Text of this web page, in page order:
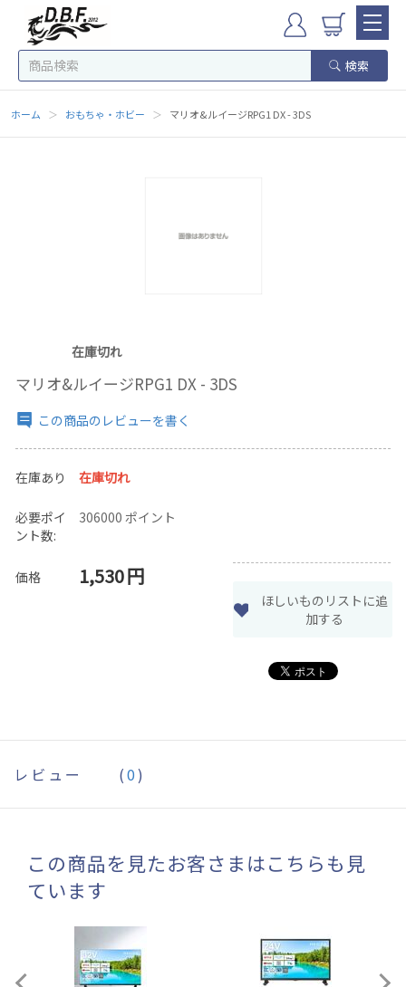
検索
ホーム ＞ おもちゃ・ホビー ＞ マリオ&ルイージRPG1 DX - 3DS
在庫切れ
マリオ&ルイージRPG1 DX - 3DS
この商品のレビューを書く
在庫あり 在庫切れ
必要ポイ
ント数:
306000 ポイント
価格 1,530円
ほしいものリストに追
加する
レビュー (0)
この商品を見たお客さまはこちらも見
ています